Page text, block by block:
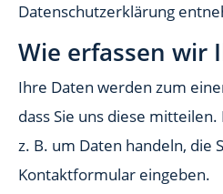
Datenschutzerklärung
Wie erfassen wir
Ihre Daten werden zum
dass Sie uns diese
z. B. um Daten handeln, die
Kontaktformular eingeben.